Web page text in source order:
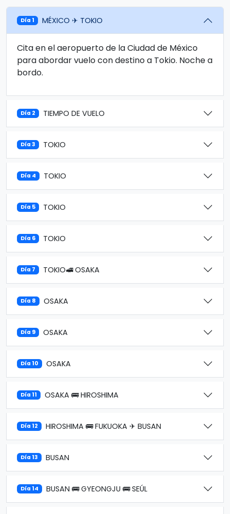
Día 1 MÉXICO ✈ TOKIO
Cita en el aeropuerto de la Ciudad de México
para abordar vuelo con destino a Tokio. Noche a
bordo.
Día 2 TIEMPO DE VUELO
Día 3 TOKIO
Día 4 TOKIO
Día 5 TOKIO
Día 6 TOKIO
Día 7 TOKIO🚅 OSAKA
Día 8 OSAKA
Día 9 OSAKA
Día 10 OSAKA
Día 11 OSAKA 🚌 HIROSHIMA
Día 12 HIROSHIMA 🚌 FUKUOKA ✈ BUSAN
Día 13 BUSAN
Día 14 BUSAN 🚌 GYEONGJU 🚌 SEÚL